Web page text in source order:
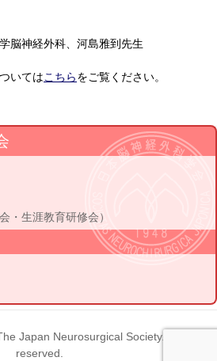
脳神経外科、河島雅到先生
いてはこちらをご覧ください。
・生涯教育研修会）
Japan Neurosurgical Society. All rights
reserved.